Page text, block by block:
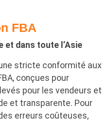
FBA
et dans toute l’Asie
stricte conformité aux
conçues pour
pour les vendeurs et
et transparente. Pour
erreurs coûteuses,